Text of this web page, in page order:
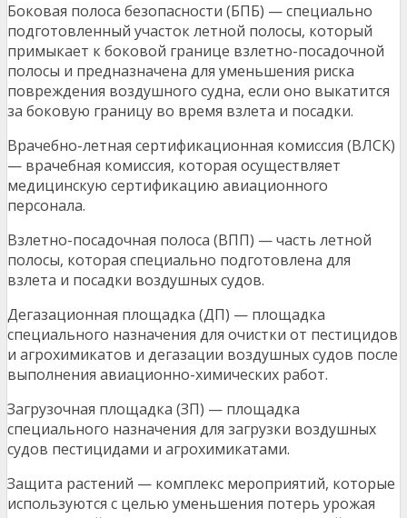
Боковая полоса безопасности (БПБ) — специально
подготовленный участок летной полосы, который
примыкает к боковой границе взлетно-посадочной
полосы и предназначена для уменьшения риска
повреждения воздушного судна, если оно выкатится
за боковую границу во время взлета и посадки.
Врачебно-летная сертификационная комиссия (ВЛСК)
— врачебная комиссия, которая осуществляет
медицинскую сертификацию авиационного
персонала.
Взлетно-посадочная полоса (ВПП) — часть летной
полосы, которая специально подготовлена для
взлета и посадки воздушных судов.
Дегазационная площадка (ДП) — площадка
специального назначения для очистки от пестицидов
и агрохимикатов и дегазации воздушных судов после
выполнения авиационно-химических работ.
Загрузочная площадка (ЗП) — площадка
специального назначения для загрузки воздушных
судов пестицидами и агрохимикатами.
Защита растений — комплекс мероприятий, которые
используются с целью уменьшения потерь урожая